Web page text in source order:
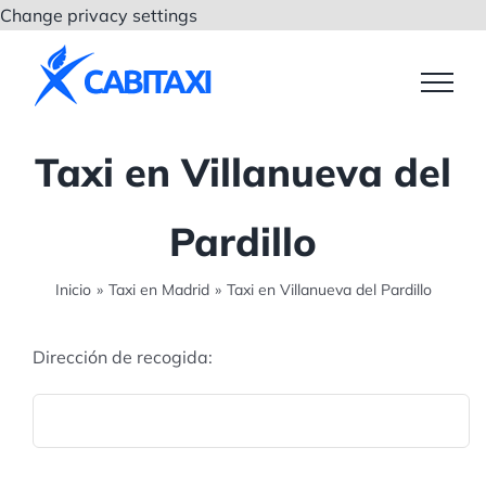
Change privacy settings
contenido
Taxi en Villanueva del
Pardillo
Inicio » Taxi en Madrid » Taxi en Villanueva del Pardillo
Dirección de recogida: